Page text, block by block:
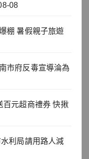
08
棚 暑假親子旅遊
市府反毒宣導淪為
百元超商禮券 快揪
利局請用路人減